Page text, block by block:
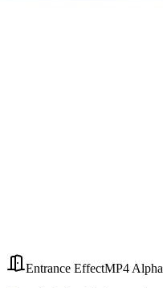
Entrance EffectMP4 Alpha